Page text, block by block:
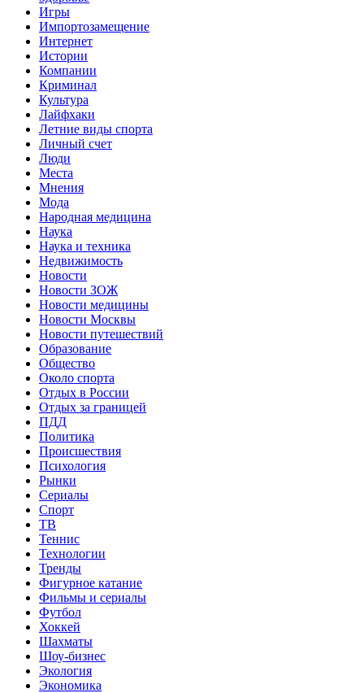
Игры
Импортозамещение
Интернет
Истории
Компании
Криминал
Культура
Лайфхаки
Летние виды спорта
Личный счет
Люди
Места
Мнения
Мода
Народная медицина
Наука
Наука и техника
Недвижимость
Новости
Новости ЗОЖ
Новости медицины
Новости Москвы
Новости путешествий
Образование
Общество
Около спорта
Отдых в России
Отдых за границей
ПДД
Политика
Происшествия
Психология
Рынки
Сериалы
Спорт
ТВ
Теннис
Технологии
Тренды
Фигурное катание
Фильмы и сериалы
Футбол
Хоккей
Шахматы
Шоу-бизнес
Экология
Экономика